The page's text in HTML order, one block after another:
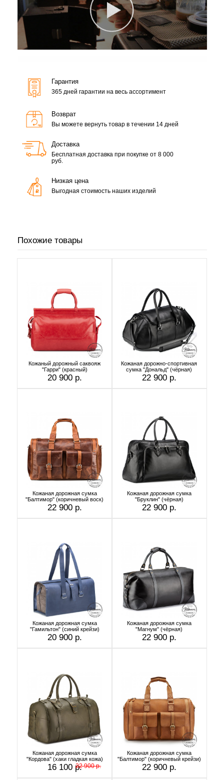
Гарантия
365 дней гарантии на весь ассортимент
Возврат
Вы можете вернуть товар в течении 14 дней
Доставка
Бесплатная доставка при покупке от 8 000
руб.
Низкая цена
Выгодная стоимость наших изделий
Похожие товары
Кожаный дорожный саквояж
"Гарри" (красный)
20 900 р.
Кожаная дорожно-спортивная
сумка "Дональд" (чёрная)
22 900 р.
Кожаная дорожная сумка
"Балтимор" (коричневый воск)
22 900 р.
Кожаная дорожная сумка
"Бруклин" (чёрная)
22 900 р.
Кожаная дорожная сумка
"Гамильтон" (синий крейзи)
20 900 р.
Кожаная дорожная сумка
"Магнум" (чёрная)
22 900 р.
Кожаная дорожная сумка
"Кордова" (хаки гладкая кожа)
16 100 р.22 900 р.
Кожаная дорожная сумка
"Балтимор" (коричневый крейзи)
22 900 р.